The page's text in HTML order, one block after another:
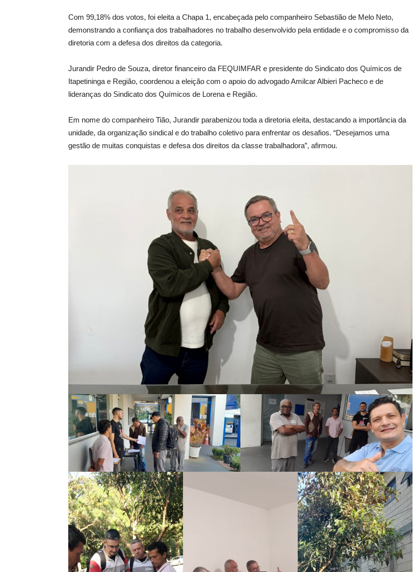
Com 99,18% dos votos, foi eleita a Chapa 1, encabeçada pelo companheiro Sebastião de Melo Neto,
demonstrando a confiança dos trabalhadores no trabalho desenvolvido pela entidade e o compromisso da
diretoria com a defesa dos direitos da categoria.
Jurandir Pedro de Souza, diretor financeiro da FEQUIMFAR e presidente do Sindicato dos Químicos de
Itapetininga e Região, coordenou a eleição com o apoio do advogado Amilcar Albieri Pacheco e de
lideranças do Sindicato dos Químicos de Lorena e Região.
Em nome do companheiro Tião, Jurandir parabenizou toda a diretoria eleita, destacando a importância da
unidade, da organização sindical e do trabalho coletivo para enfrentar os desafios. “Desejamos uma
gestão de muitas conquistas e defesa dos direitos da classe trabalhadora”, afirmou.